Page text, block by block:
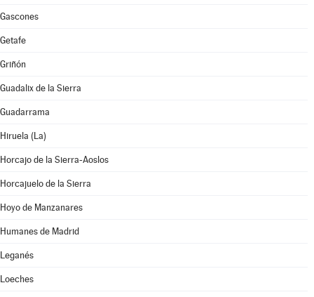
Gascones
Getafe
Griñón
Guadalix de la Sierra
Guadarrama
Hiruela (La)
Horcajo de la Sierra-Aoslos
Horcajuelo de la Sierra
Hoyo de Manzanares
Humanes de Madrid
Leganés
Loeches